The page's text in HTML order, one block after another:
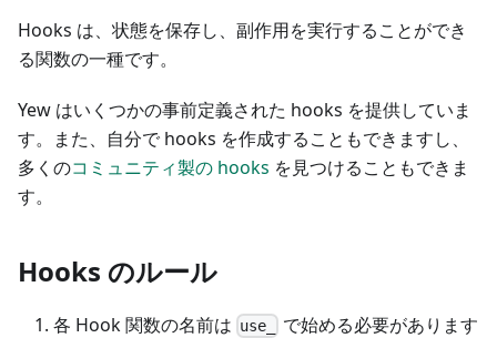
Hooks は、状態を保存し、副作用を実行することができ
る関数の一種です。
Yew はいくつかの事前定義された hooks を提供していま
す。また、自分で hooks を作成することもできますし、
多くのコミュニティ製の hooks を見つけることもできま
す。
Hooks のルール
各 Hook 関数の名前は use_
で始める必要があります